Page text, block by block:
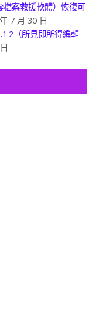
檔案救援軟體）恢復可
7 月 30 日
（所見即所得編輯